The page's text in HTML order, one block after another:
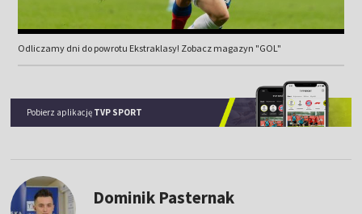
Odliczamy dni do powrotu Ekstraklasy! Zobacz magazyn "GOL"
Pobierz aplikację TVP SPORT
Dominik Pasternak